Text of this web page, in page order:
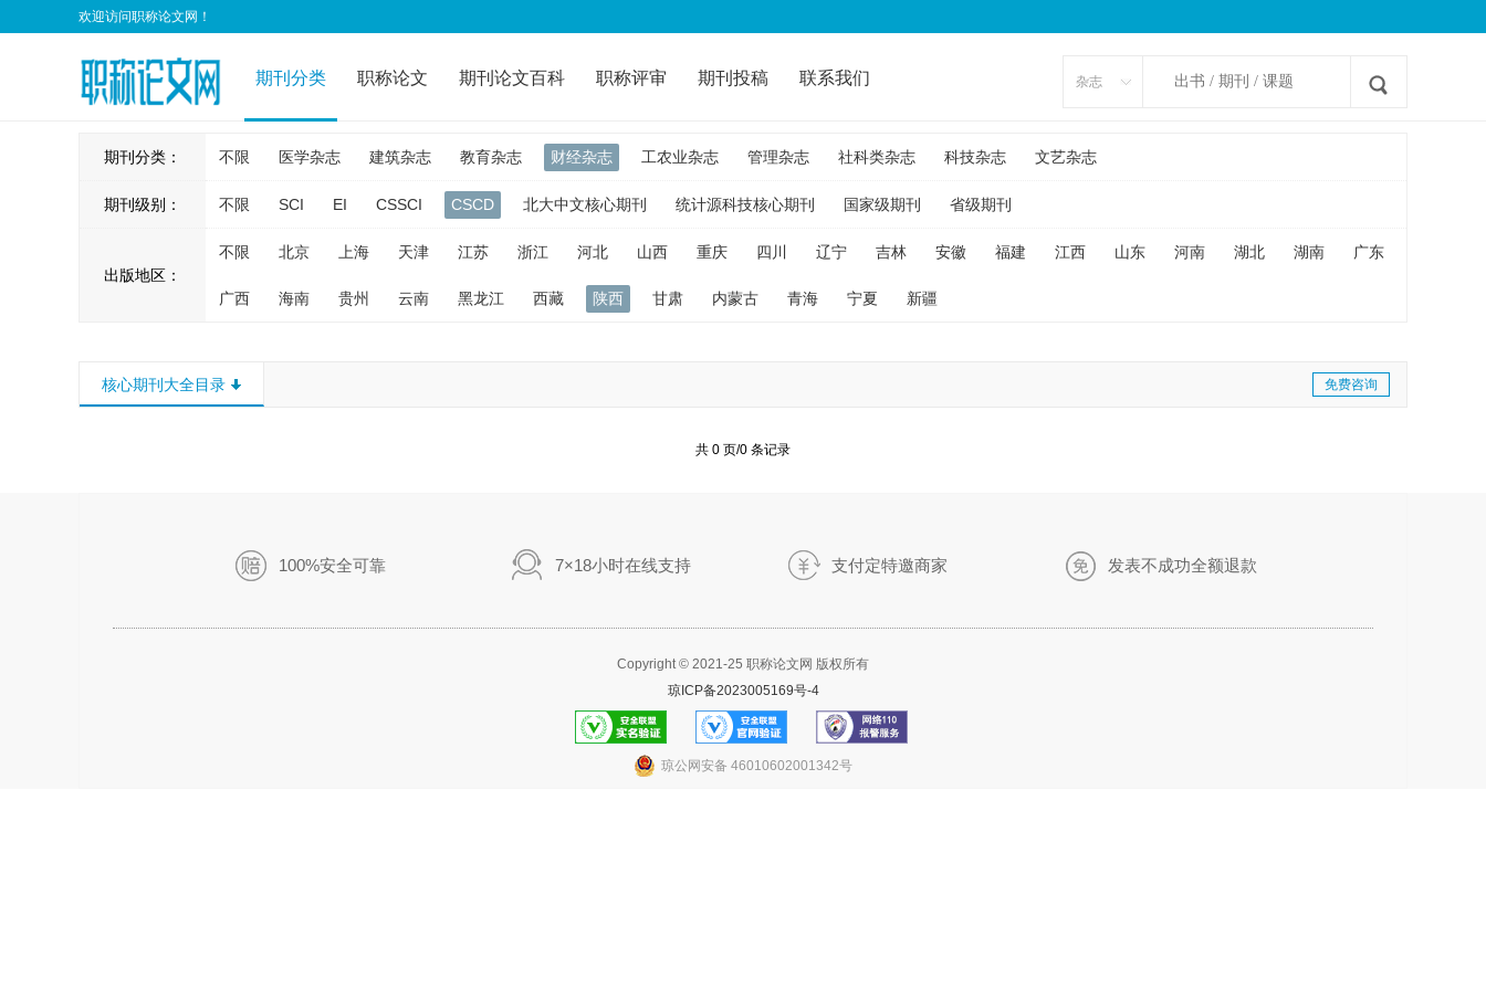
欢迎访问职称论文网！
期刊分类 职称论文 期刊论文百科 职称评审 期刊投稿 联系我们 杂志
期刊分类： 不限 医学杂志 建筑杂志 教育杂志 财经杂志 工农业杂志 管理杂志 社科类杂志 科技杂志 文艺杂志
期刊级别： 不限 SCI EI CSSCI CSCD 北大中文核心期刊 统计源科技核心期刊 国家级期刊 省级期刊
出版地区：
不限 北京 上海 天津 江苏 浙江 河北 山西 重庆 四川 辽宁 吉林 安徽 福建 江西 山东 河南 湖北 湖南 广东
广西 海南 贵州 云南 黑龙江 西藏 陕西 甘肃 内蒙古 青海 宁夏 新疆
核心期刊大全目录 免费咨询
共 0 页/0 条记录
100%安全可靠 7×18小时在线支持 支付定特邀商家 发表不成功全额退款
Copyright © 2021-25 职称论文网 版权所有
琼ICP备2023005169号-4
实名认证 官方验证 报警服务
琼公网安备 46010602001342号